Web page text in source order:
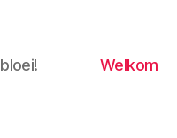
Welkom